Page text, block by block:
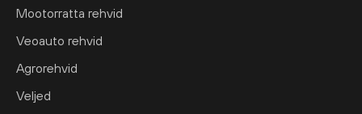
Mootorratta rehvid
Veoauto rehvid
Agrorehvid
Veljed